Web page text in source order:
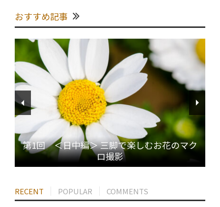
おすすめ記事
第1回 ＜日中編＞ 三脚で楽しむお花のマク
ロ撮影
RECENT POPULAR COMMENTS